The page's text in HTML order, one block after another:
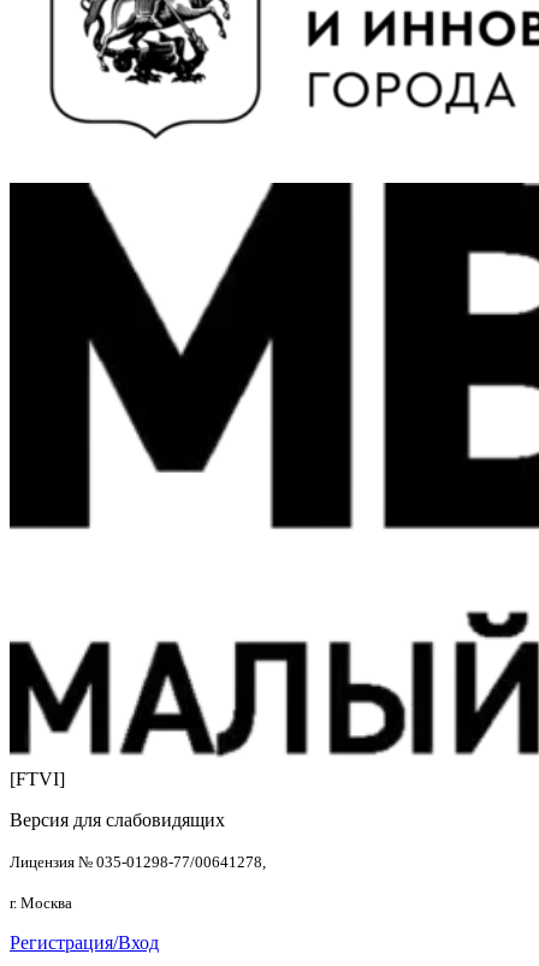
[FTVI]
Версия для слабовидящих
Лицензия № 035-01298-77/00641278,
г. Москва
Регистрация/Вход